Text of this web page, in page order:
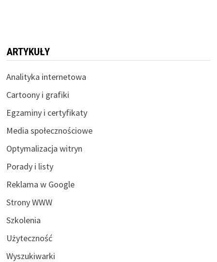
ARTYKUŁY
Analityka internetowa
Cartoony i grafiki
Egzaminy i certyfikaty
Media społecznościowe
Optymalizacja witryn
Porady i listy
Reklama w Google
Strony WWW
Szkolenia
Użyteczność
Wyszukiwarki